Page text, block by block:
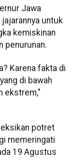
Jawa
untuk
kemiskinan
penurunan.
Karena fakta di
di bawah
ekstrem,"
potret
memeringati
19 Agustus